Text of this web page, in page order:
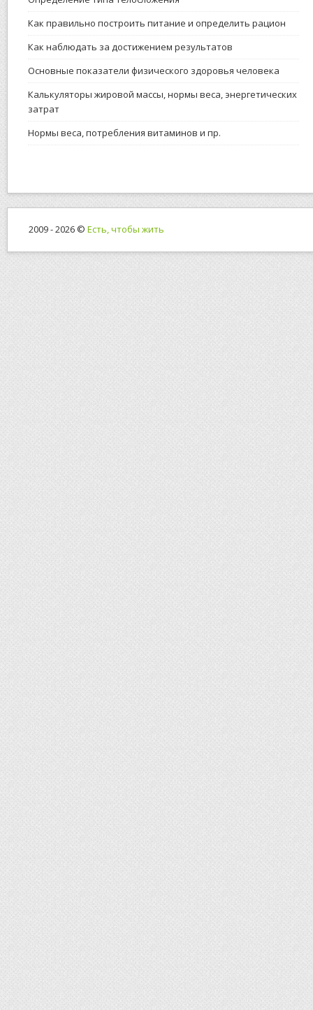
Как правильно построить питание и определить рацион
Как наблюдать за достижением результатов
Основные показатели физического здоровья человека
Калькуляторы жировой массы, нормы веса, энергетических
затрат
Нормы веса, потребления витаминов и пр.
2009 - 2026 © Есть, чтобы жить